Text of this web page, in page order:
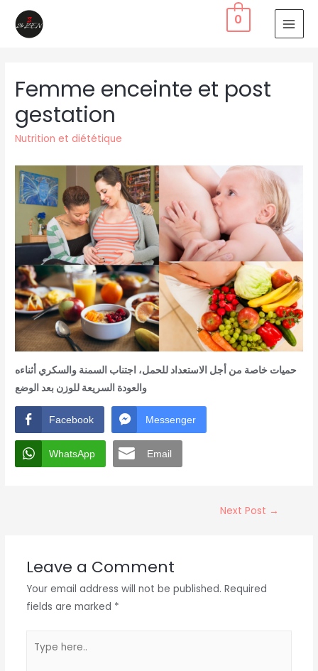
0
Femme enceinte et post
gestation
Nutrition et diététique
حميات خاصة من أجل الاستعداد للحمل، اجتناب السمنة والسكري أثناءه
والعودة السريعة للوزن بعد الوضع
Facebook Messenger
WhatsApp Email
Next Post →
Leave a Comment
Your email address will not be published. Required
fields are marked *